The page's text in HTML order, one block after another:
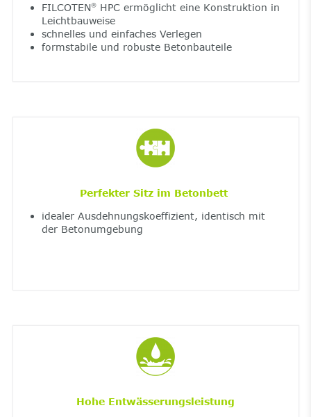
FILCOTEN®HPC ermöglicht eine Konstruktion in
Leichtbauweise
schnelles und einfaches Verlegen
formstabile und robuste Betonbauteile
Perfekter Sitz im Betonbett
idealer Ausdehnungskoeffizient, identisch mit
der Betonumgebung
Hohe Entwässerungsleistung